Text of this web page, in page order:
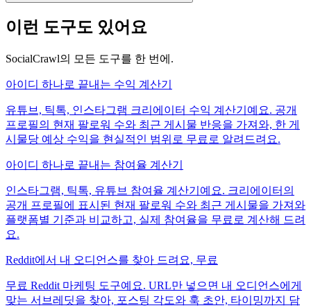
이런 도구도 있어요
SocialCrawl의 모든 도구를 한 번에.
아이디 하나로 끝내는 수익 계산기
유튜브, 틱톡, 인스타그램 크리에이터 수익 계산기예요. 공개
프로필의 현재 팔로워 수와 최근 게시물 반응을 가져와, 한 게
시물당 예상 수익을 현실적인 범위로 무료로 알려드려요.
아이디 하나로 끝내는 참여율 계산기
인스타그램, 틱톡, 유튜브 참여율 계산기예요. 크리에이터의
공개 프로필에 표시된 현재 팔로워 수와 최근 게시물을 가져와
플랫폼별 기준과 비교하고, 실제 참여율을 무료로 계산해 드려
요.
Reddit에서 내 오디언스를 찾아 드려요, 무료
무료 Reddit 마케팅 도구예요. URL만 넣으면 내 오디언스에게
맞는 서브레딧을 찾아, 포스팅 각도와 훅 초안, 타이밍까지 담